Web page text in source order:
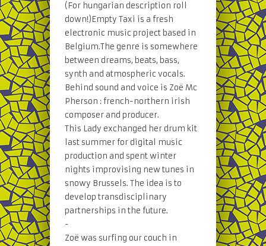
(For hungarian description roll
down!)Empty Taxi is a fresh
electronic music project based in
Belgium.The genre is somewhere
between dreams, beats, bass,
synth and atmospheric vocals.
Behind sound and voice is Zoë Mc
Pherson : french-northern irish
composer and producer.
This Lady exchanged her drum kit
last summer for digital music
production and spent winter
nights improvising new tunes in
snowy Brussels. The idea is to
develop transdisciplinary
partnerships in the future.
-
Zoë was surfing our couch in